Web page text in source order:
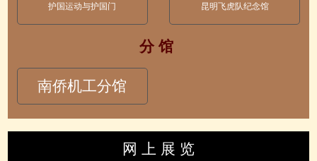
护国运动与护国门 昆明飞虎队纪念馆
分 馆
南侨机工分馆
网 上 展 览